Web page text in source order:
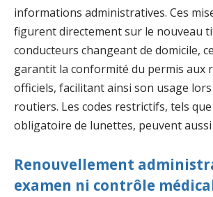
informations administratives. Ces
figurent directement sur le nouveau
conducteurs changeant de domicile,
garantit la conformité du permis aux
officiels, facilitant ainsi son usage
routiers. Les codes restrictifs, tels
obligatoire de lunettes, peuvent
Renouvellement
examen ni contrôle